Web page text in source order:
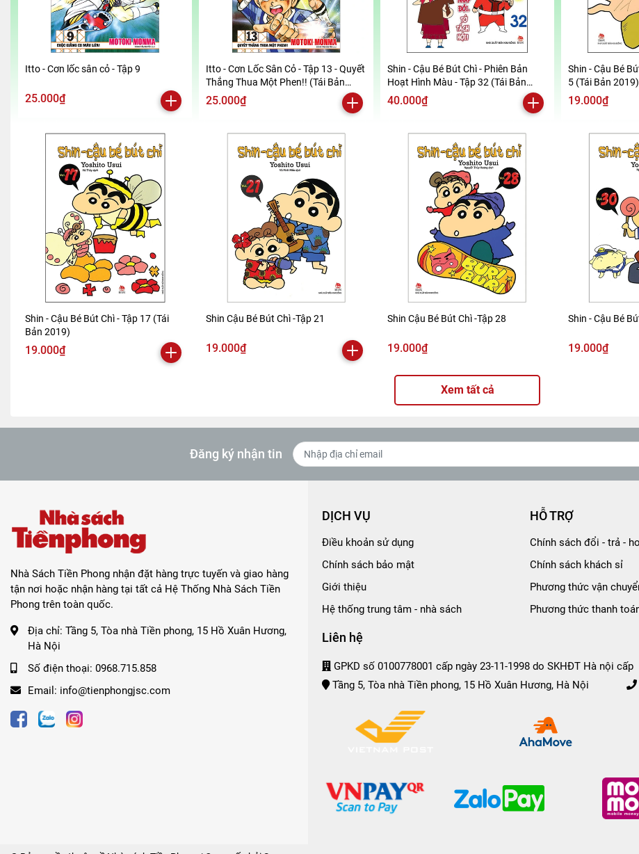
Itto - Cơn lốc sân cỏ - Tập 9
25.000₫
Itto - Cơn Lốc Sân Cỏ - Tập 13 - Quyết
Thắng Thua Một Phen!! (Tái Bản
2024)
25.000₫
Shin - Cậu Bé Bút Chì - Phiên Bản
Hoạt Hình Màu - Tập 32 (Tái Bản
2019)
40.000₫
Shin - Cậu Bé
5 (Tái Bản 2019)
19.000₫
Shin - Cậu Bé Bút Chì - Tập 17 (Tái
Bản 2019)
19.000₫
Shin Cậu Bé Bút Chì -Tập 21
19.000₫
Shin Cậu Bé Bút Chì -Tập 28
19.000₫
Shin - Cậu Bé
19.000₫
Xem tất cả
Đăng ký nhận tin
Nhà Sách Tiền Phong nhận đặt hàng trực tuyến và giao hàng
tận nơi hoặc nhận hàng tại tất cả Hệ Thống Nhà Sách Tiền
Phong trên toàn quốc.
Địa chỉ: Tầng 5, Tòa nhà Tiền phong, 15 Hồ Xuân Hương,
Hà Nội
Số điện thoại: 0968.715.858
Email: info@tienphongjsc.com
DỊCH VỤ
Điều khoản sử dụng
Chính sách bảo mật
Giới thiệu
Hệ thống trung tâm - nhà sách
HỖ TRỢ
Chính sách đổi - trả -
Chính sách khách sỉ
Phương thức vận
Phương thức thanh
Liên hệ
GPKD số 0100778001 cấp ngày 23-11-1998 do SKHĐT Hà nội cấp
Tầng 5, Tòa nhà Tiền phong, 15 Hồ Xuân Hương, Hà Nội